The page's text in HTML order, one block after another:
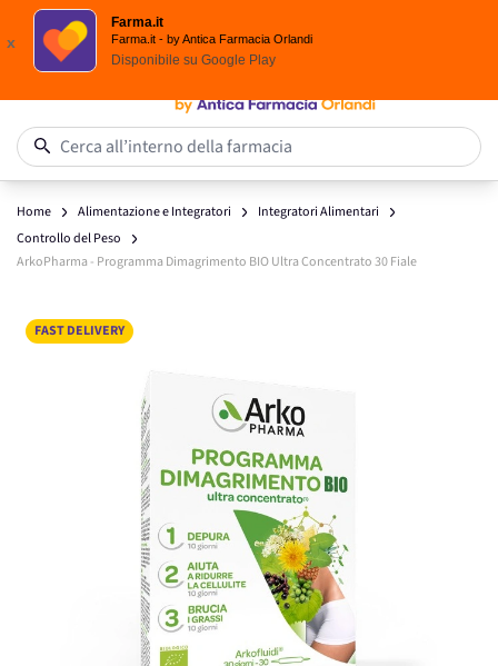
Spedizione
x
Farma.it
Farma.it - by Antica Farmacia Orlandi
Disponibile su Google Play
Salta al contenuto
Cerca all’interno della farmacia
Home Alimentazione e Integratori
Integratori Alimentari
Controllo del Peso
ArkoPharma - Programma Dimagrimento BIO Ultra Concentrato 30 Fiale
FAST DELIVERY
Main image
Click to view image in fullscreen